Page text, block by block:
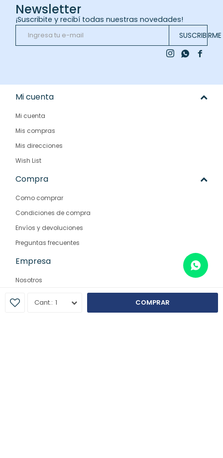
1 COMPRAR
Newsletter
¡Suscribite y recibí todas nuestras novedades!
SUSCRIBIRME

 
Mi cuenta
Mi cuenta
Mis compras
Mis direcciones
Wish List
Compra
Como comprar
Condiciones de compra
Envíos y devoluciones
Preguntas frecuentes
Empresa
Nosotros